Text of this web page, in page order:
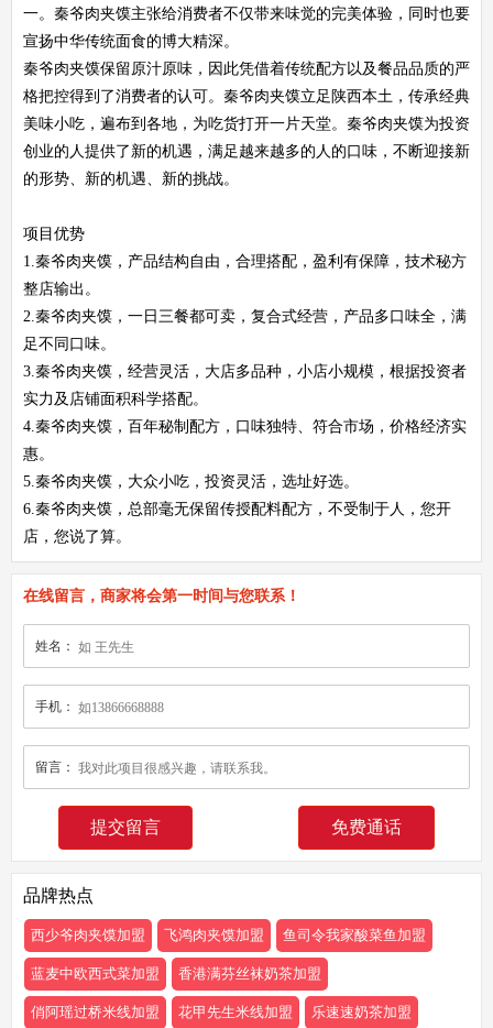
一。秦爷肉夹馍主张给消费者不仅带来味觉的完美体验，同时也要
宣扬中华传统面食的博大精深。
秦爷肉夹馍保留原汁原味，因此凭借着传统配方以及餐品品质的严
格把控得到了消费者的认可。秦爷肉夹馍立足陕西本土，传承经典
美味小吃，遍布到各地，为吃货打开一片天堂。秦爷肉夹馍为投资
创业的人提供了新的机遇，满足越来越多的人的口味，不断迎接新
的形势、新的机遇、新的挑战。
项目优势
1.秦爷肉夹馍，产品结构自由，合理搭配，盈利有保障，技术秘方
整店输出。
2.秦爷肉夹馍，一日三餐都可卖，复合式经营，产品多口味全，满
足不同口味。
3.秦爷肉夹馍，经营灵活，大店多品种，小店小规模，根据投资者
实力及店铺面积科学搭配。
4.秦爷肉夹馍，百年秘制配方，口味独特、符合市场，价格经济实
惠。
5.秦爷肉夹馍，大众小吃，投资灵活，选址好选。
6.秦爷肉夹馍，总部毫无保留传授配料配方，不受制于人，您开
店，您说了算。
在线留言，商家将会第一时间与您联系！
姓名：
手机：
留言：
免费通话
品牌热点
西少爷肉夹馍加盟 飞鸿肉夹馍加盟 鱼司令我家酸菜鱼加盟
蓝麦中欧西式菜加盟 香港满芬丝袜奶茶加盟
俏阿瑶过桥米线加盟 花甲先生米线加盟 乐速速奶茶加盟